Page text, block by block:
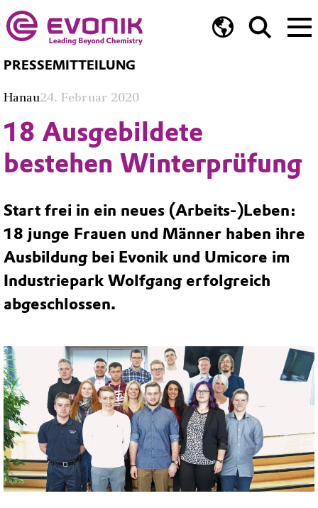
PRESSEMITTEILUNG
Hanau24. Februar 2020
18 Ausgebildete
bestehen Winterprüfung
Start frei in ein neues (Arbeits-)Leben:
18 junge Frauen und Männer haben ihre
Ausbildung bei Evonik und Umicore im
Industriepark Wolfgang erfolgreich
abgeschlossen.